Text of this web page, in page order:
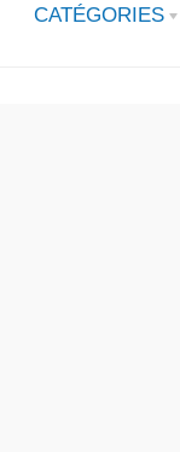
CATÉGORIES